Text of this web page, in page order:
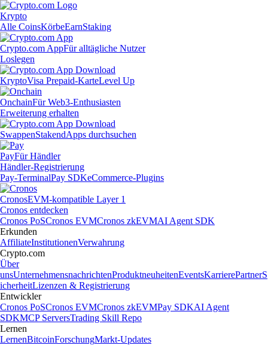
Krypto
Alle CoinsKörbeEarnStaking
Crypto.com AppFür alltägliche Nutzer
Loslegen
KryptoVisa Prepaid-KarteLevel Up
OnchainFür Web3-Enthusiasten
Erweiterung erhalten
SwappenStakendApps durchsuchen
PayFür Händler
Händler-Registrierung
Pay-TerminalPay SDKeCommerce-Plugins
CronosEVM-kompatible Layer 1
Cronos entdecken
Cronos PoSCronos EVMCronos zkEVMAI Agent SDK
Erkunden
AffiliateInstitutionenVerwahrung
Crypto.com
Über
unsUnternehmensnachrichtenProduktneuheitenEventsKarrierePartnerS
icherheitLizenzen & Registrierung
Entwickler
Cronos PoSCronos EVMCronos zkEVMPay SDKAI Agent
SDKMCP ServersTrading Skill Repo
Lernen
LernenBitcoinForschungMarkt-Updates